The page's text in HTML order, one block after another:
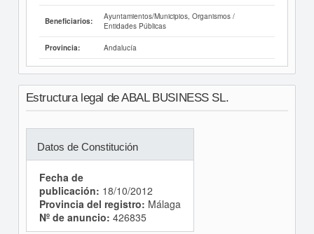
Beneficiarios:
Ayuntamientos/Municipios, Organismos /
Entidades Públicas
Provincia: Andalucía
Estructura legal de ABAL BUSINESS SL.
Datos de Constitución
Fecha de
publicación: 18/10/2012
Provincia del registro: Málaga
Nº de anuncio: 426835